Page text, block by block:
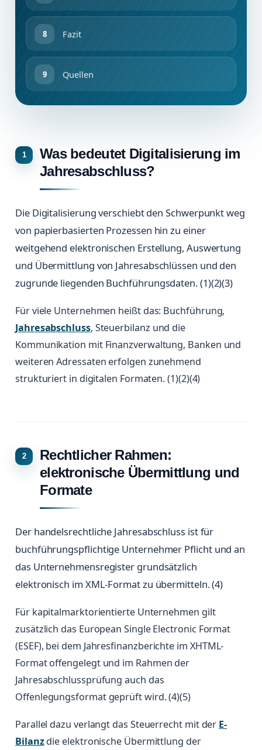
Fazit
Quellen
Was bedeutet Digitalisierung im
Jahresabschluss?
Die Digitalisierung verschiebt den Schwerpunkt weg
von papierbasierten Prozessen hin zu einer
weitgehend elektronischen Erstellung, Auswertung
und Übermittlung von Jahresabschlüssen und den
zugrunde liegenden Buchführungsdaten. (1)(2)(3)
Für viele Unternehmen heißt das: Buchführung,
Jahresabschluss, Steuerbilanz und die
Kommunikation mit Finanzverwaltung, Banken und
weiteren Adressaten erfolgen zunehmend
strukturiert in digitalen Formaten. (1)(2)(4)
Rechtlicher Rahmen:
elektronische Übermittlung und
Formate
Der handelsrechtliche Jahresabschluss ist für
buchführungspflichtige Unternehmer Pflicht und an
das Unternehmensregister grundsätzlich
elektronisch im XML-Format zu übermitteln. (4)
Für kapitalmarktorientierte Unternehmen gilt
zusätzlich das European Single Electronic Format
(ESEF), bei dem Jahresfinanzberichte im XHTML-
Format offengelegt und im Rahmen der
Jahresabschlussprüfung auch das
Offenlegungsformat geprüft wird. (4)(5)
Parallel dazu verlangt das Steuerrecht mit der E-
Bilanzdie elektronische Übermittlung der